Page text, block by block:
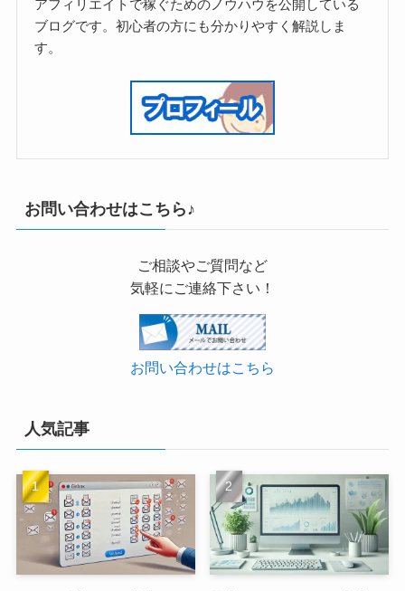
アフィリエイトで稼ぐためのノウハウを公開している
ブログです。初心者の方にも分かりやすく解説しま
す。
お問い合わせはこちら♪
ご相談やご質問など
気軽にご連絡下さい！
お問い合わせはこちら
人気記事